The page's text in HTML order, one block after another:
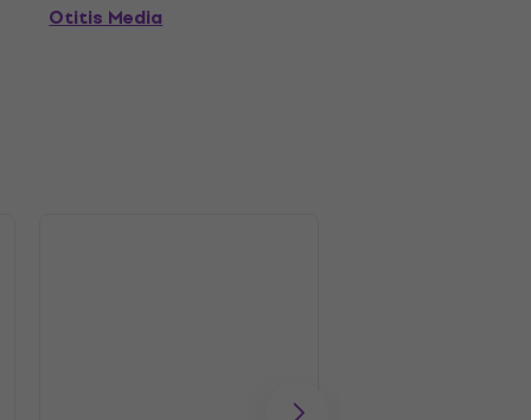
Otitis Media